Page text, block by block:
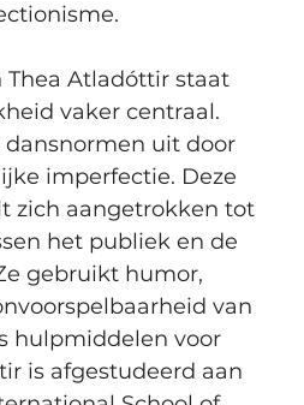
Thea Atladóttir staat
vaker centraal.
dansnormen uit door
imperfectie. Deze
zich aangetrokken tot
het publiek en de
gebruikt humor,
van
hulpmiddelen voor
is afgestudeerd aan